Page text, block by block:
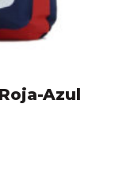
Azul